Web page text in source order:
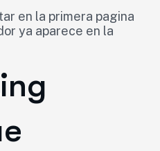
en la primera pagina
ya aparece en la